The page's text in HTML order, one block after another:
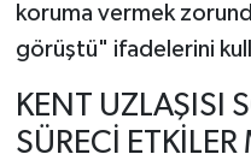
koruma vermek
görüştü" ifadelerini
KENT UZLAŞISI
SÜRECİ ETKİLER